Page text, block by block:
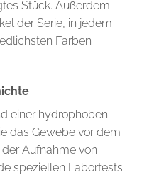
Stück. Außerdem
der Serie, in jedem
Farben
einer hydrophoben
das Gewebe vor dem
Aufnahme von
speziellen Labortests